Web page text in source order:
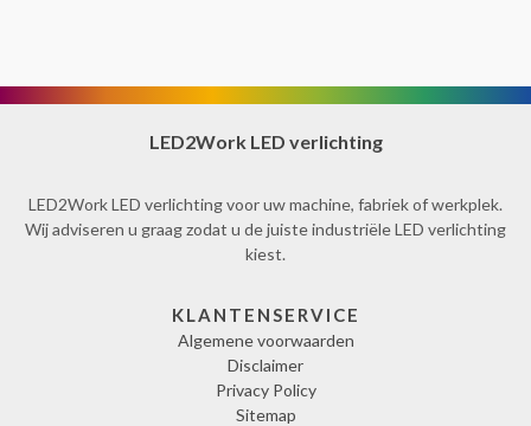
LED2Work LED verlichting
LED2Work LED verlichting voor uw machine, fabriek of werkplek.
Wij adviseren u graag zodat u de juiste industriële LED verlichting
kiest.
KLANTENSERVICE
Algemene voorwaarden
Disclaimer
Privacy Policy
Sitemap